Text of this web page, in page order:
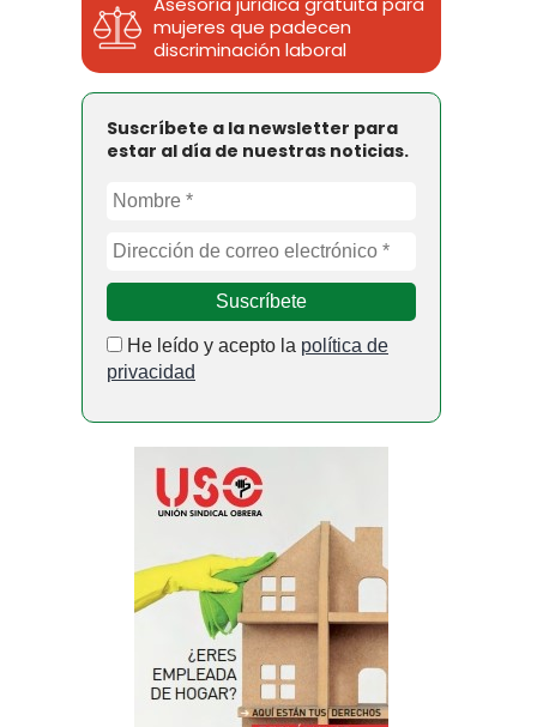
mujeres que padecen
discriminación laboral
Suscríbete a la newsletter para
estar al día de nuestras noticias.
He leído y acepto la política de
privacidad